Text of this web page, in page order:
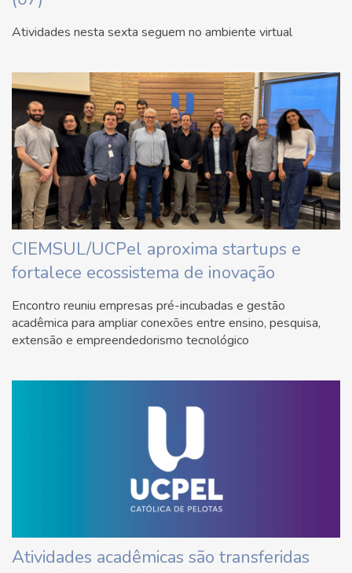
Atividades nesta sexta seguem no ambiente virtual
CIEMSUL/UCPel aproxima startups e
fortalece ecossistema de inovação
Encontro reuniu empresas pré-incubadas e gestão
acadêmica para ampliar conexões entre ensino, pesquisa,
extensão e empreendedorismo tecnológico
Atividades acadêmicas são transferidas